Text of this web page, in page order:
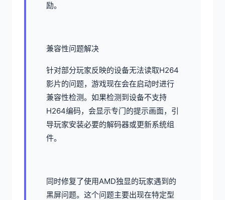
励。
兼容性问题解决
针对部分玩家反映的设备无法读取H264
影片的问题，游戏现在会在启动时进行
兼容性检测。如果检测到设备不支持
H264编码，会显示专门的提示画面，引
导玩家安装必要的解码器或更新系统组
件。
同时修复了使用AMD独显的玩家遇到的
黑屏问题。这个问题主要出现在特定型